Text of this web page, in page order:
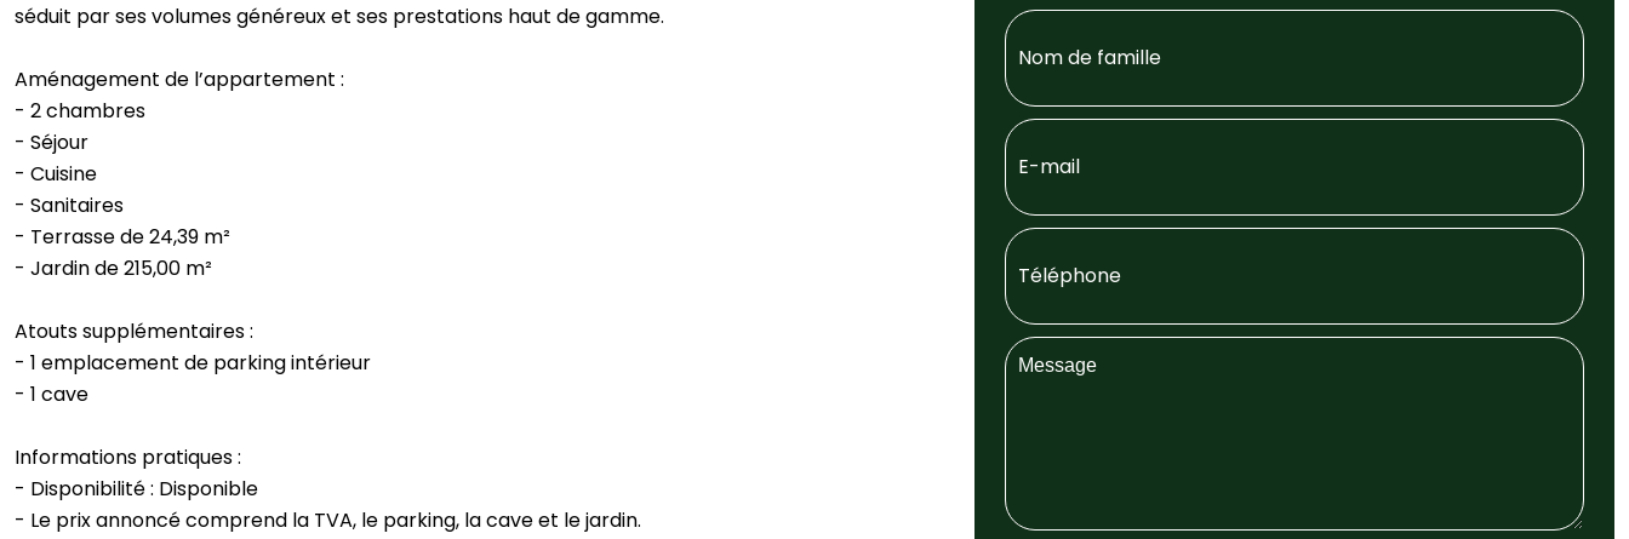
séduit par ses volumes généreux et ses prestations haut de gamme.
Aménagement de l’appartement :
- 2 chambres
- Séjour
- Cuisine
- Sanitaires
- Terrasse de 24,39 m²
- Jardin de 215,00 m²
Atouts supplémentaires :
- 1 emplacement de parking intérieur
- 1 cave
Informations pratiques :
- Disponibilité : Disponible
- Le prix annoncé comprend la TVA, le parking, la cave et le jardin.